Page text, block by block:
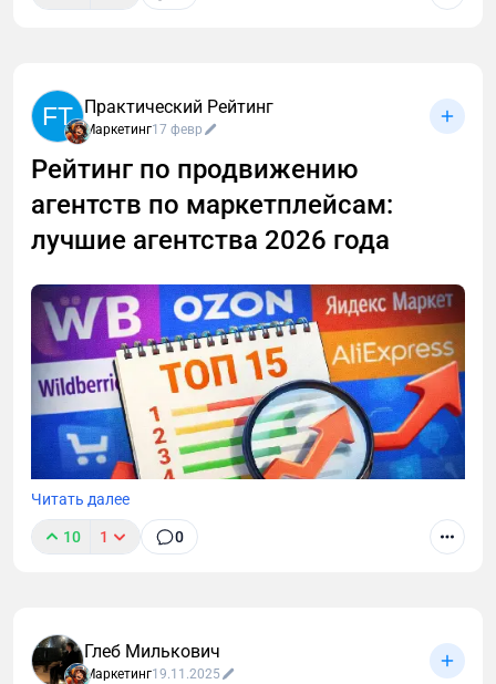
FT Практический Рейтинг
Маркетинг17 февр
Рейтинг по продвижению
агентств по маркетплейсам:
лучшие агентства 2026 года
Читать далее
10 1 0
Глеб Милькович
Маркетинг19.11.2025